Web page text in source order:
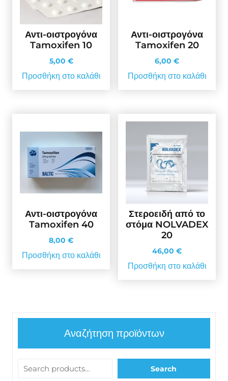
Αντι-οιστρογόνα
Tamoxifen 10
5,00 €
Προσθήκη στο καλάθι
Αντι-οιστρογόνα
Tamoxifen 20
6,00 €
Προσθήκη στο καλάθι
Αντι-οιστρογόνα
Tamoxifen 40
8,00 €
Προσθήκη στο καλάθι
Στεροειδή από το
στόμα NOLVADEX
20
46,00 €
Προσθήκη στο καλάθι
Αναζήτηση προϊόντων
Search